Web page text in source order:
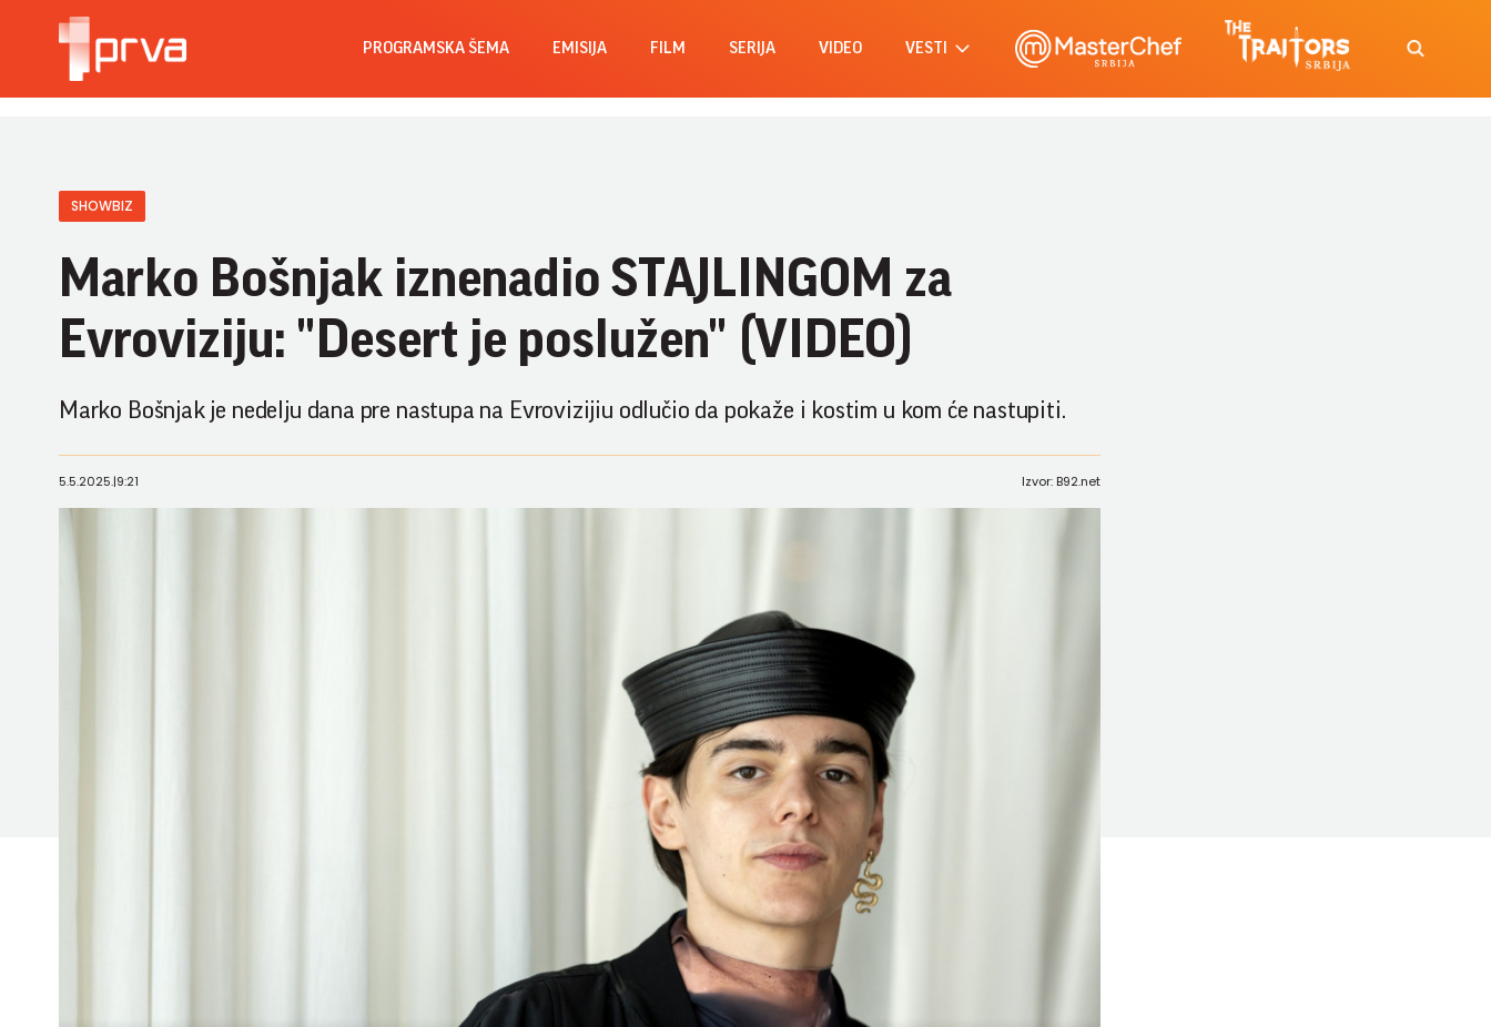
PROGRAMSKA ŠEMA EMISIJA FILM SERIJA VIDEO VESTI
SHOWBIZ
Marko Bošnjak iznenadio STAJLINGOM za
Evroviziju: "Desert je poslužen" (VIDEO)
Marko Bošnjak je nedelju dana pre nastupa na Evrovizijiu odlučio da pokaže i kostim u kom će nastupiti.
5.5.2025.|9:21 Izvor: B92.net